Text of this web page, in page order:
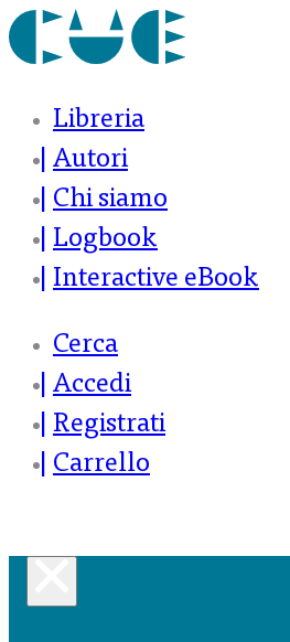
Libreria
Autori
Chi siamo
Logbook
Interactive eBook
Cerca
Accedi
Registrati
Carrello